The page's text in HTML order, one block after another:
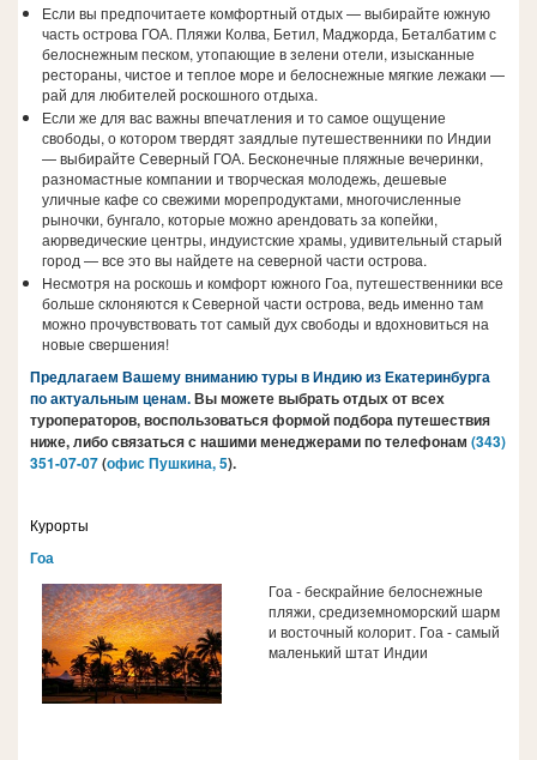
Если вы предпочитаете комфортный отдых — выбирайте южную
часть острова ГОА. Пляжи Колва, Бетил, Маджорда, Беталбатим с
белоснежным песком, утопающие в зелени отели, изысканные
рестораны, чистое и теплое море и белоснежные мягкие лежаки —
рай для любителей роскошного отдыха.
Если же для вас важны впечатления и то самое ощущение
свободы, о котором твердят заядлые путешественники по Индии
— выбирайте Северный ГОА. Бесконечные пляжные вечеринки,
разномастные компании и творческая молодежь, дешевые
уличные кафе со свежими морепродуктами, многочисленные
рыночки, бунгало, которые можно арендовать за копейки,
аюрведические центры, индуистские храмы, удивительный старый
город — все это вы найдете на северной части острова.
Несмотря на роскошь и комфорт южного Гоа, путешественники все
больше склоняются к Северной части острова, ведь именно там
можно прочувствовать тот самый дух свободы и вдохновиться на
новые свершения!
Предлагаем Вашему вниманию туры в Индию из Екатеринбурга
по актуальным ценам.Вы можете выбрать отдых от всех
туроператоров, воспользоваться формой подбора путешествия
ниже, либо связаться с нашими менеджерами по телефонам (343)
351-07-07(офис Пушкина, 5).
Курорты
Гоа
Гоа - бескрайние белоснежные
пляжи, средиземноморский шарм
и восточный колорит. Гоа - самый
маленький штат Индии